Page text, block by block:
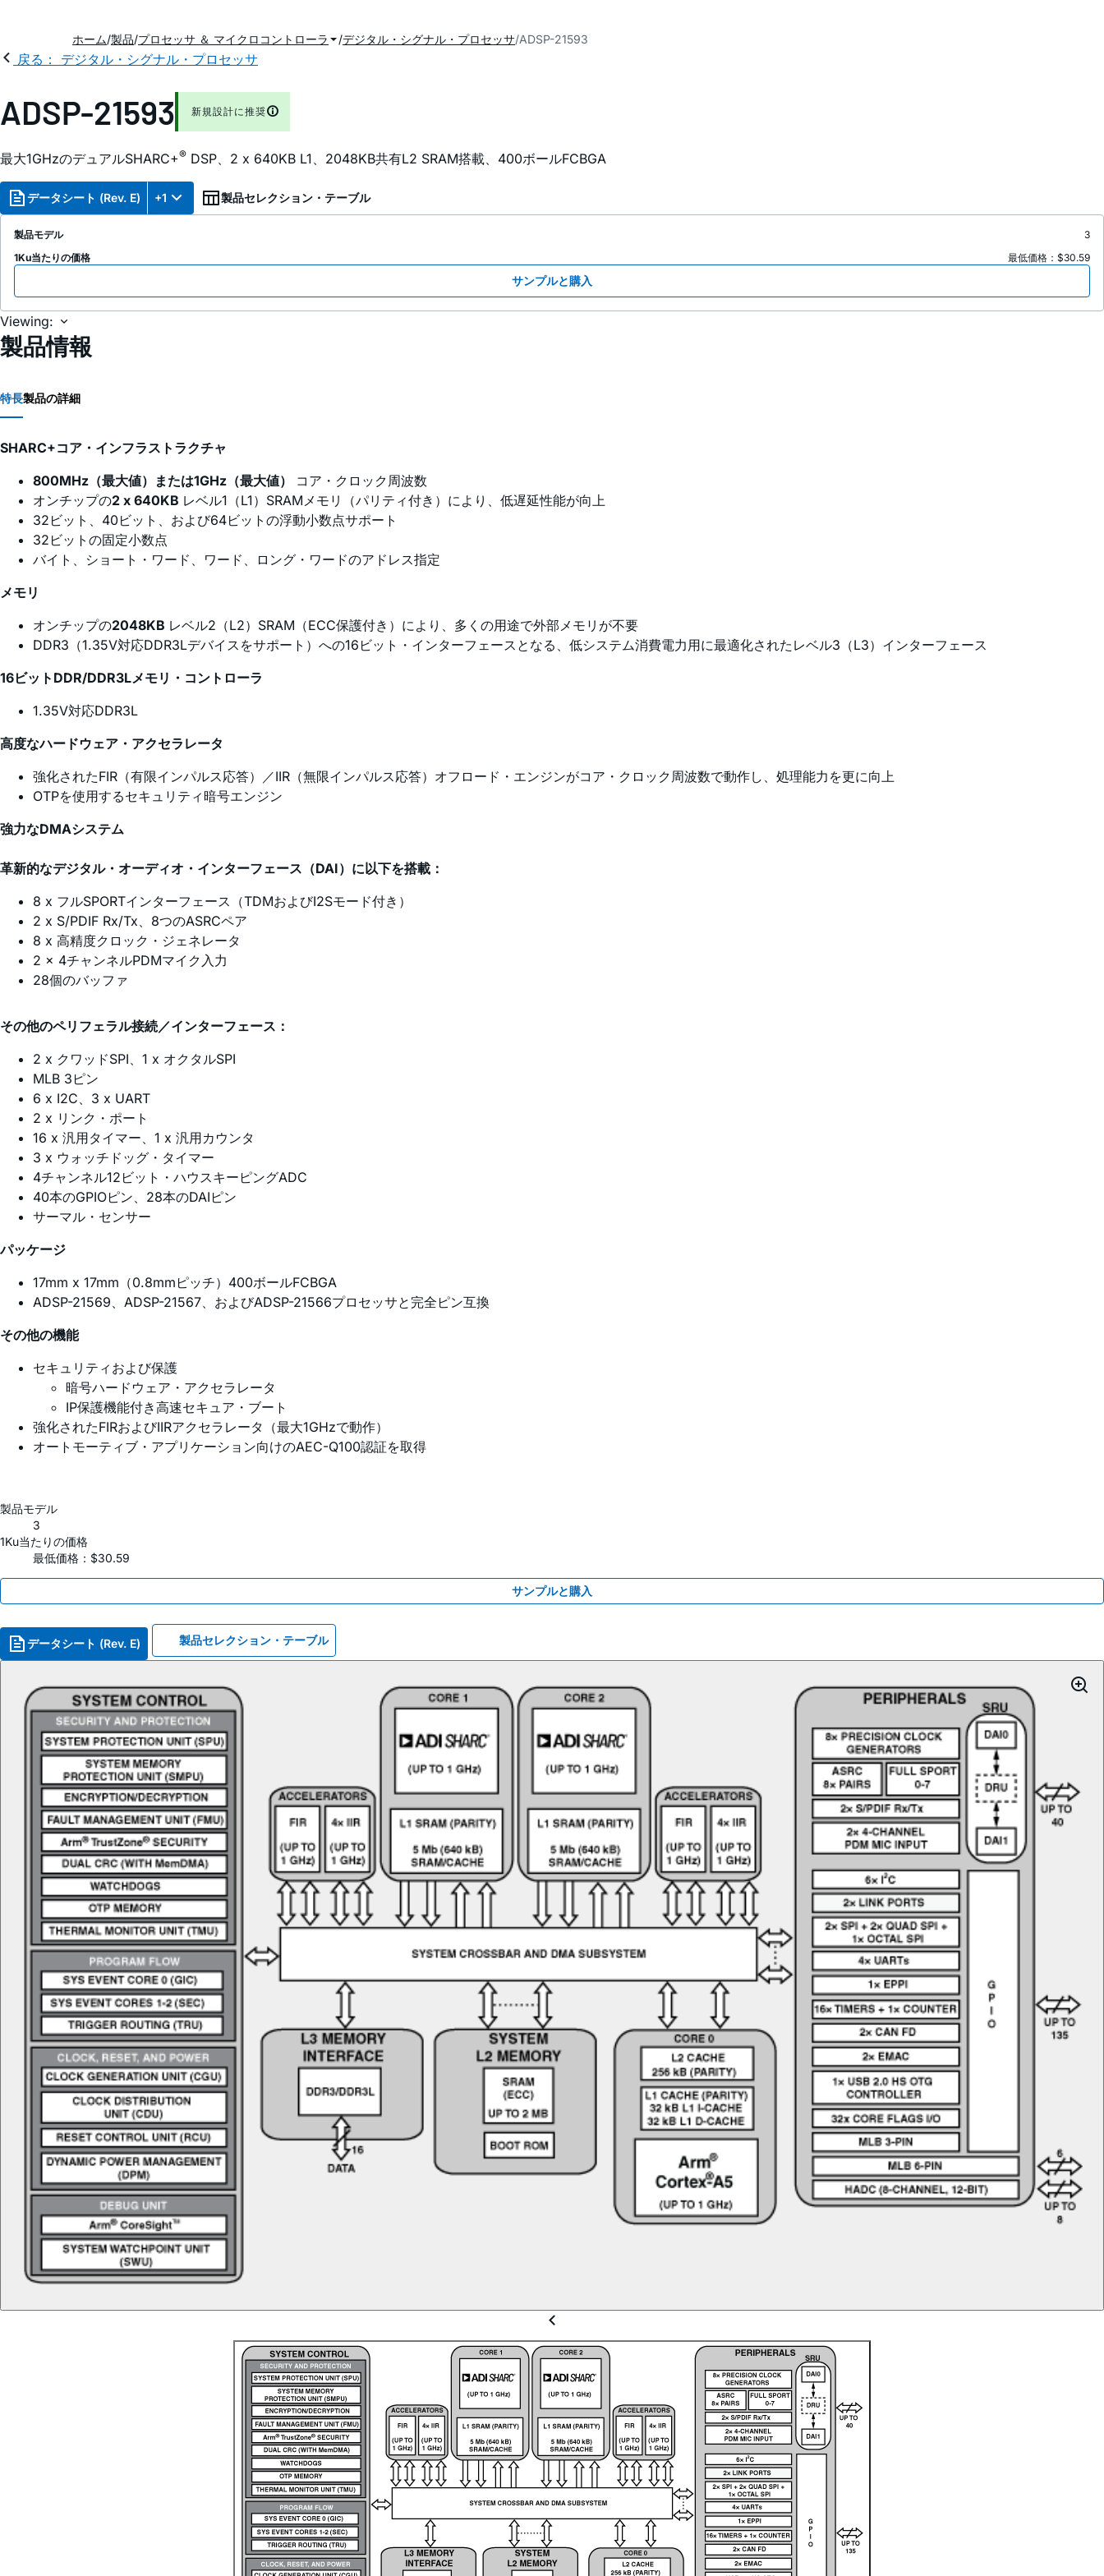
ホーム 製品 プロセッサ ＆ マイクロコントローラ デジタル・シグナル・プロセッサ ADSP-21593
戻る： デジタル・シグナル・プロセッサ
ADSP-21593 新規設計に推奨
最大1GHzのデュアルSHARC+® DSP、2 x 640KB L1、2048KB共有L2 SRAM搭載、400ボールFCBGA
データシート (Rev. E) +1 製品セレクション・テーブル
製品モデル
3
1Ku当たりの価格
最低価格：$30.59
サンプルと購入
Viewing:
製品情報
特長製品の詳細
SHARC+コア・インフラストラクチャ
800MHz（最大値）または1GHz（最大値） コア・クロック周波数
オンチップの2 x 640KB レベル1（L1）SRAMメモリ（パリティ付き）により、低遅延性能が向上
32ビット、40ビット、および64ビットの浮動小数点サポート
32ビットの固定小数点
バイト、ショート・ワード、ワード、ロング・ワードのアドレス指定
メモリ
オンチップの2048KB レベル2（L2）SRAM（ECC保護付き）により、多くの用途で外部メモリが不要
DDR3（1.35V対応DDR3Lデバイスをサポート）への16ビット・インターフェースとなる、低システム消費電力用に最適化されたレベル3（L3）インターフェース
16ビットDDR/DDR3Lメモリ・コントローラ
1.35V対応DDR3L
高度なハードウェア・アクセラレータ
強化されたFIR（有限インパルス応答）／IIR（無限インパルス応答）オフロード・エンジンがコア・クロック周波数で動作し、処理能力を更に向上
OTPを使用するセキュリティ暗号エンジン
強力なDMAシステム
革新的なデジタル・オーディオ・インターフェース（DAI）に以下を搭載：
8 x フルSPORTインターフェース（TDMおよびI2Sモード付き）
2 x S/PDIF Rx/Tx、8つのASRCペア
8 x 高精度クロック・ジェネレータ
2 x 4チャンネルPDMマイク入力
28個のバッファ
その他のペリフェラル接続／インターフェース：
2 x クワッドSPI、1 x オクタルSPI
MLB 3ピン
6 x I2C、3 x UART
2 x リンク・ポート
16 x 汎用タイマー、1 x 汎用カウンタ
3 x ウォッチドッグ・タイマー
4チャンネル12ビット・ハウスキーピングADC
40本のGPIOピン、28本のDAIピン
サーマル・センサー
パッケージ
17mm x 17mm（0.8mmピッチ）400ボールFCBGA
ADSP-21569、ADSP-21567、およびADSP-21566プロセッサと完全ピン互換
その他の機能
セキュリティおよび保護
暗号ハードウェア・アクセラレータ
IP保護機能付き高速セキュア・ブート
強化されたFIRおよびIIRアクセラレータ（最大1GHzで動作）
オートモーティブ・アプリケーション向けのAEC-Q100認証を取得
製品モデル
3
1Ku当たりの価格
最低価格：$30.59
サンプルと購入
データシート (Rev. E) 製品セレクション・テーブル